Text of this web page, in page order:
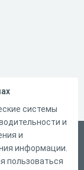
системы
и
и
информации.
пользоваться